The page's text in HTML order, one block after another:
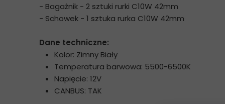
- Bagażnik - 2 sztuki rurki C10W 42mm
- Schowek - 1 sztuka rurka C10W 42mm
Dane techniczne:
Kolor: Zimny Biały
Temperatura barwowa: 5500-6500K
Napięcie: 12V
CANBUS: TAK